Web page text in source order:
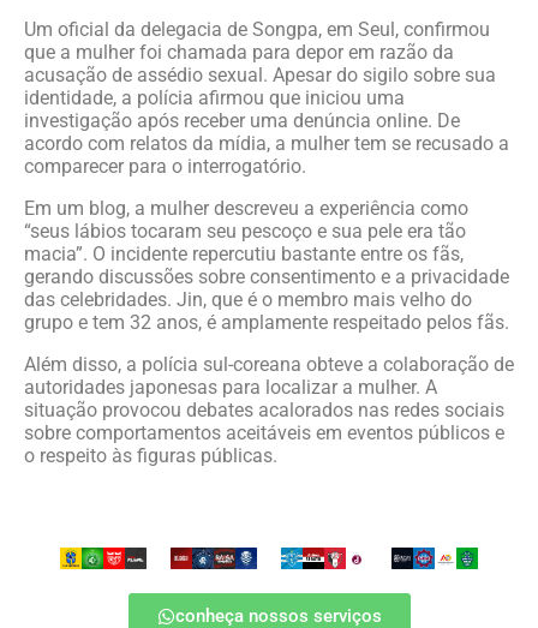
Um oficial da delegacia de Songpa, em Seul, confirmou
que a mulher foi chamada para depor em razão da
acusação de assédio sexual. Apesar do sigilo sobre sua
identidade, a polícia afirmou que iniciou uma
investigação após receber uma denúncia online. De
acordo com relatos da mídia, a mulher tem se recusado a
comparecer para o interrogatório.
Em um blog, a mulher descreveu a experiência como
“seus lábios tocaram seu pescoço e sua pele era tão
macia”. O incidente repercutiu bastante entre os fãs,
gerando discussões sobre consentimento e a privacidade
das celebridades. Jin, que é o membro mais velho do
grupo e tem 32 anos, é amplamente respeitado pelos fãs.
Além disso, a polícia sul-coreana obteve a colaboração de
autoridades japonesas para localizar a mulher. A
situação provocou debates acalorados nas redes sociais
sobre comportamentos aceitáveis em eventos públicos e
o respeito às figuras públicas.
conheça nossos serviços